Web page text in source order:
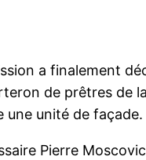
a finalement
de prêtres de
une unité de façade.
Pierre